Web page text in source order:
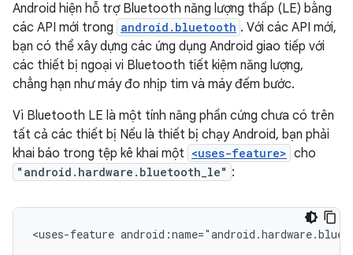
Android hiện hỗ trợ Bluetooth năng lượng thấp (LE) bằng
các API mới trong android.bluetooth . Với các API mới,
bạn có thể xây dựng các ứng dụng Android giao tiếp với
các thiết bị ngoại vi Bluetooth tiết kiệm năng lượng,
chẳng hạn như máy đo nhịp tim và máy đếm bước.
Vì Bluetooth LE là một tính năng phần cứng chưa có trên
tất cả các thiết bị Nếu là thiết bị chạy Android, bạn phải
khai báo trong tệp kê khai một <uses-feature> cho
"android.hardware.bluetooth_le" :
<uses-feature